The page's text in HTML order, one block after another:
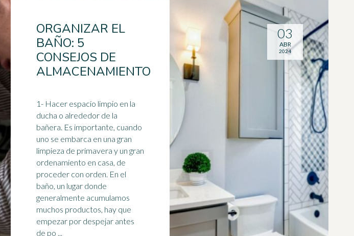
ORGANIZAR EL
BAÑO: 5
CONSEJOS DE
ALMACENAMIENTO
1- Hacer espacio limpio en la
ducha o alrededor de la
bañera. Es importante, cuando
uno se embarca en una gran
limpieza de primavera y un gran
ordenamiento en casa, de
proceder con orden. En el
baño, un lugar donde
generalmente acumulamos
muchos productos, hay que
empezar por despejar antes
de po ...
03
ABR
2024